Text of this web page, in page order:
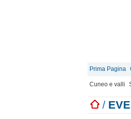
Prima Pagina
Cuneo e valli
/